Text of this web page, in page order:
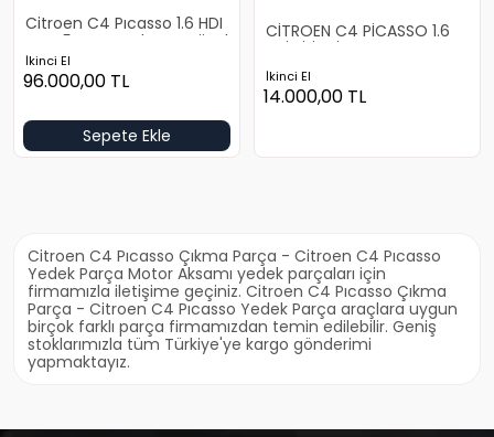
Citroen C4 Pıcasso 1.6 HDI
Euro 5 Motor Çıkma Orjinal
İkinci El
96.000,00 TL
Sepete Ekle
CİTROEN C4 PİCASSO 1.6
VTİ SİLİNDİR KAPAGI
İkinci El
14.000,00 TL
Citroen C4 Pıcasso Çıkma Parça - Citroen C4 Pıcasso
Yedek Parça Motor Aksamı yedek parçaları için
firmamızla iletişime geçiniz. Citroen C4 Pıcasso Çıkma
Parça - Citroen C4 Pıcasso Yedek Parça araçlara uygun
birçok farklı parça firmamızdan temin edilebilir. Geniş
stoklarımızla tüm Türkiye'ye kargo gönderimi
yapmaktayız.